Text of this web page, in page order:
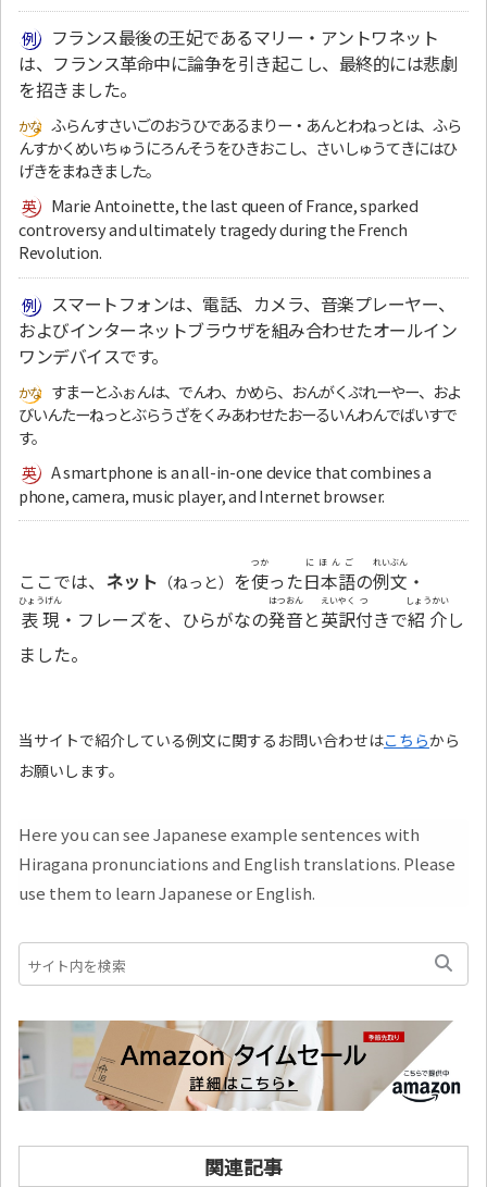
フランス最後の王妃であるマリー・アントワネット
は、フランス革命中に論争を引き起こし、最終的には悲劇
を招きました。
ふらんすさいごのおうひであるまりー・あんとわねっとは、ふら
んすかくめいちゅうにろんそうをひきおこし、さいしゅうてきにはひ
げきをまねきました。
Marie Antoinette, the last queen of France, sparked
controversy and ultimately tragedy during the French
Revolution.
スマートフォンは、電話、カメラ、音楽プレーヤー、
およびインターネットブラウザを組み合わせたオールイン
ワンデバイスです。
すまーとふぉんは、でんわ、かめら、おんがくぷれーやー、およ
びいんたーねっとぶらうざをくみあわせたおーるいんわんでばいすで
す。
A smartphone is an all-in-one device that combines a
phone, camera, music player, and Internet browser.
ここでは、 ネット （ねっと） を使
つか
った日本語
にほんご
の例文
れいぶん
・
表現
ひょうげん
・フレーズを、ひらがなの発音
はつおん
と英訳
えいやく
付
つ
きで紹介
しょうかい
し
ました。
当サイトで紹介している例文に関するお問い合わせはこちらから
お願いします。
Here you can see Japanese example sentences with
Hiragana pronunciations and English translations. Please
use them to learn Japanese or English.
関連記事